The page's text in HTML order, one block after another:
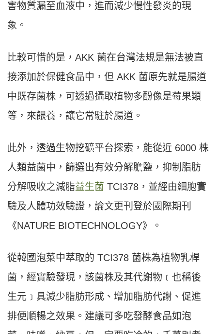
害物質漏至血液中，進而減少慢性發炎的現
象。
比較可惜的是，AKK 菌在台灣法規是無法被直
接添加於保健食品中，但 AKK 菌原先就是腸道
中既存菌株，可透過攝取植物多酚像是莓果類
等，來餵養，讓它常駐於腸道。
此外，透過生物挖礦平台探索，能從近 6000 株
人類益菌中，篩選出有效分解膽鹽，抑制脂肪
分解吸收之減脂益生菌 TCI378，並經由細胞實
驗及人體功效驗證，論文更刊登於國際期刊
《NATURE BIOTECHNOLOGY》。
從韓國泡菜中萃取的 TCI378 菌株為植物乳桿
菌，經實驗發現，該菌株及其代謝物﹝也稱後
生元﹞具減少脂肪形成、增加脂肪代謝、促進
排便順暢之效果。建議可多吃發酵食品如泡